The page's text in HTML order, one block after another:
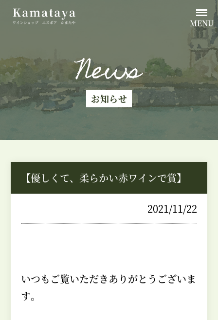
MENU
News
お知らせ
【優しくて、柔らかい赤ワインで賞】
2021/11/22
いつもご覧いただきありがとうございま
す。